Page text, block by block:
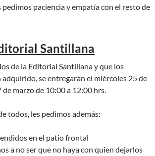
paciencia y empatía con el resto de
Santillana
de la Editorial Santillana y que los
se entregarán el miércoles 25 de
de marzo de 10:00 a 12:00 hrs.
todos, les pedimos además:
en el patio frontal
a no ser que no haya con quien dejarlos